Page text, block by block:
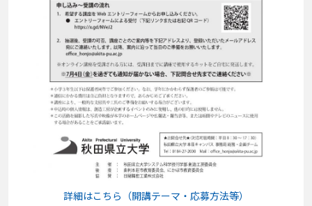
詳細はこちら（開講テーマ・応募方法等）